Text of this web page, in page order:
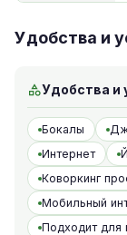
Удобства и
Удобства и
Бокалы
Интернет
Коворкинг
Мобильный
Подходит для